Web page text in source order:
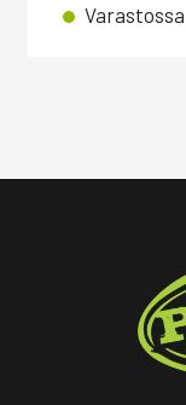
Varastossa